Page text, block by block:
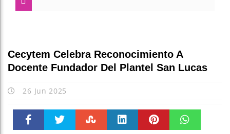
Cecytem Celebra Reconocimiento A
Docente Fundador Del Plantel San Lucas
26 Jun 2025